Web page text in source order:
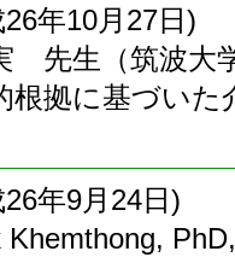
年10月27日)
（筑波大学
拠に基づいた
年9月24日)
PhD,